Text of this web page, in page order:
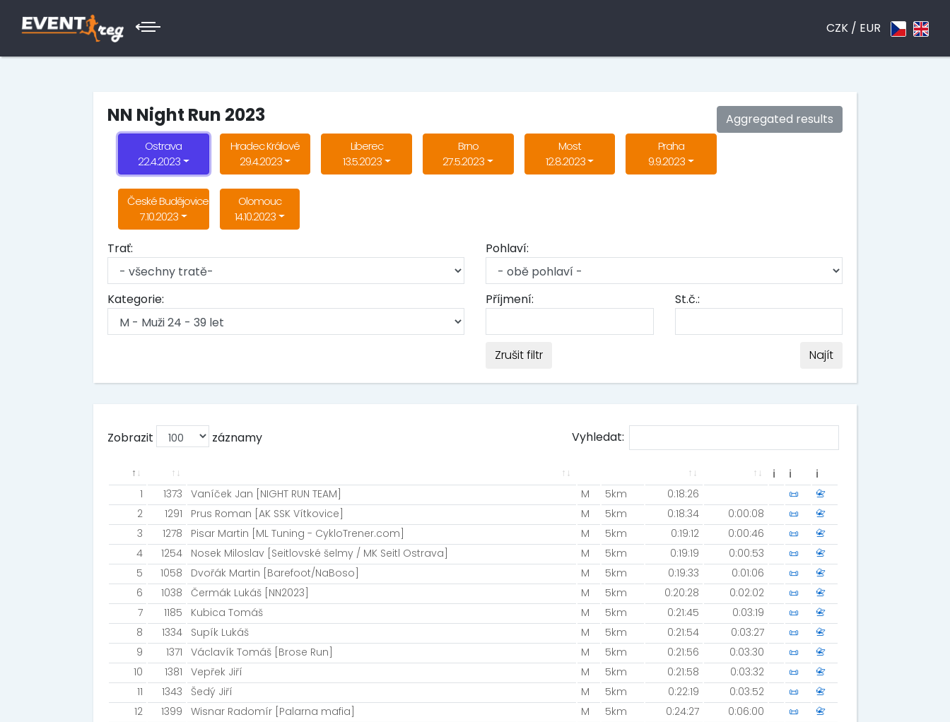
CZK / EUR
Aggregated results
NN Night Run 2023
Ostrava
22.4.2023
Hradec Králové
29.4.2023
Liberec
13.5.2023
Brno
27.5.2023
Most
12.8.2023
Praha
9.9.2023
České Budějovice
7.10.2023
Olomouc
14.10.2023
Trať: Pohlaví:
Kategorie: Příjmení: St.č.:
Zrušit filtr Najít
Zobrazit záznamy Vyhledat:
ℹ ℹ
ℹ
1
1373 Vaníček Jan [NIGHT RUN TEAM] M 5km 0:18:26 📜
📇
2
1291 Prus Roman [AK SSK Vítkovice] M 5km 0:18:34 0:00:08 📜
📇
3
1278 Pisar Martin [ML Tuning - CykloTrener.com] M 5km 0:19:12 0:00:46 📜
📇
4
1254 Nosek Miloslav [Seitlovské šelmy / MK Seitl Ostrava] M 5km 0:19:19 0:00:53 📜
📇
5
1058 Dvořák Martin [Barefoot/NaBoso] M 5km 0:19:33 0:01:06 📜
📇
6
1038 Čermák Lukáš [NN2023] M 5km 0:20:28 0:02:02 📜
📇
7
1185 Kubica Tomáš M 5km 0:21:45 0:03:19 📜
📇
8
1334 Supík Lukáš M 5km 0:21:54 0:03:27 📜
📇
9
1371 Václavík Tomáš [Brose Run] M 5km 0:21:56 0:03:30 📜
📇
10
1381 Vepřek Jiří M 5km 0:21:58 0:03:32 📜
📇
11
1343 Šedý Jiří M 5km 0:22:19 0:03:52 📜
📇
12
1399 Wisnar Radomír [Palarna mafia] M 5km 0:24:27 0:06:00 📜
📇